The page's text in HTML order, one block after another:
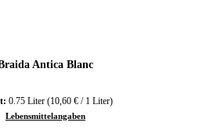
Antica Blanc
0.75 Liter (10,60 € / 1 Liter)
Lebensmittelangaben